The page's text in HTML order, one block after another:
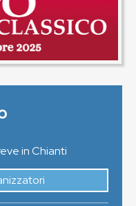
in Chianti